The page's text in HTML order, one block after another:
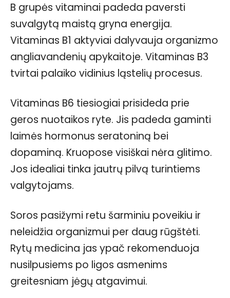
B grupės vitaminai padeda paversti
suvalgytą maistą gryna energija.
Vitaminas B1 aktyviai dalyvauja organizmo
angliavandenių apykaitoje. Vitaminas B3
tvirtai palaiko vidinius ląstelių procesus.
Vitaminas B6 tiesiogiai prisideda prie
geros nuotaikos ryte. Jis padeda gaminti
laimės hormonus seratoniną bei
dopaminą. Kruopose visiškai nėra glitimo.
Jos idealiai tinka jautrų pilvą turintiems
valgytojams.
Soros pasižymi retu šarminiu poveikiu ir
neleidžia organizmui per daug rūgštėti.
Rytų medicina jas ypač rekomenduoja
nusilpusiems po ligos asmenims
greitesniam jėgų atgavimui.